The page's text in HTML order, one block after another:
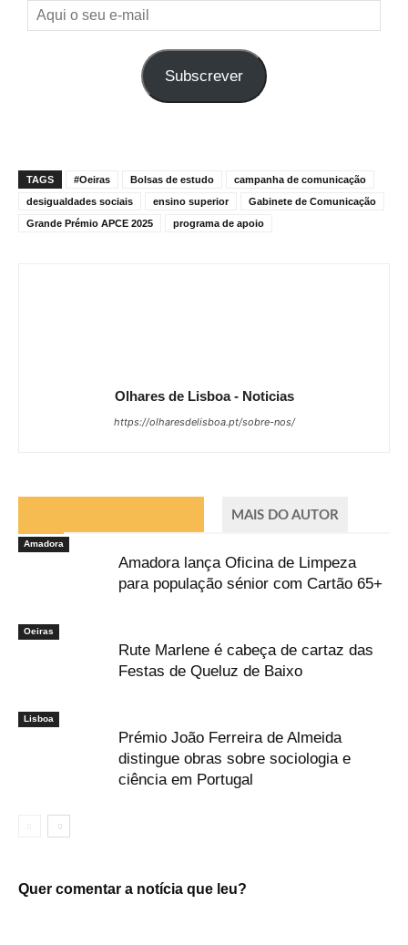
Aqui
o
Subscrever
TAGS #Oeiras Bolsas de estudo
campanha de comunicação
desigualdades sociais
ensino superior
Gabinete de Comunicação
Grande Prémio APCE 2025
programa de apoio
Olhares de Lisboa - Noticias
https://olharesdelisboa.pt/sobre-nos/
MAIS DO AUTOR
Amadora
Amadora lança Oficina de Limpeza
para população sénior com Cartão 65+
Oeiras
Rute Marlene é cabeça de cartaz das
Festas de Queluz de Baixo
Lisboa
Prémio João Ferreira de Almeida
distingue obras sobre sociologia e
ciência em Portugal
Quer comentar a notícia que leu?